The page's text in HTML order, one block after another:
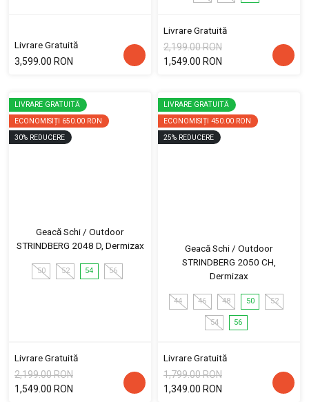
Livrare Gratuită
3,599.00 RON
Livrare Gratuită
2,199.00 RON
1,549.00 RON
LIVRARE GRATUITĂ
ECONOMISIȚI 650.00 RON
30% REDUCERE
Geacă Schi / Outdoor
STRINDBERG 2048 D, Dermizax
50 52 54 56
Livrare Gratuită
2,199.00 RON
1,549.00 RON
LIVRARE GRATUITĂ
ECONOMISIȚI 450.00 RON
25% REDUCERE
Geacă Schi / Outdoor
STRINDBERG 2050 CH,
Dermizax
44 46 48 50 52
54 56
Livrare Gratuită
1,799.00 RON
1,349.00 RON